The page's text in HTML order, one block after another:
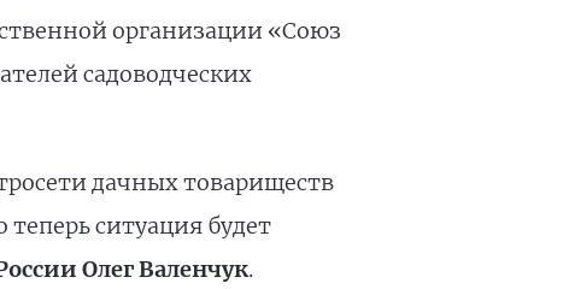
организации «Союз
садоводческих
дачных товариществ
ситуация будет
Олег Валенчук.